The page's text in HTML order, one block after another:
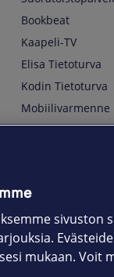
Bookbeat
Kaapeli-TV
Elisa Tietoturva
Kodin Tietoturva
Mobiilivarmenne
Kuka soittaa
Elisa Pilvilinna
Elisa Laiteturva
Elisa
Elisa Kotiturva -
sivuston
mukaan. Voit